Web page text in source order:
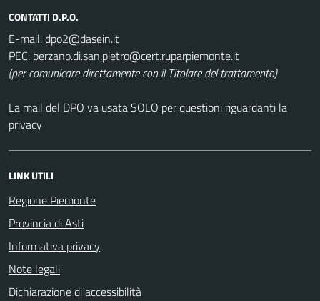
CONTATTI D.P.O.
E-mail:
PEC:
(per comunicare direttamente con il Titolare del trattamento)
La mail del DPO va usata SOLO per questioni riguardanti la
privacy
LINK UTILI
Regione Piemonte
Provincia di Asti
Informativa privacy
Note legali
Dichiarazione di accessibilità